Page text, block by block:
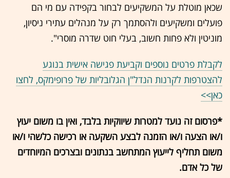
שכאן מוטלת על המשקיעים לבחור בקפידה עם מי הם
פועלים ומשקיעים ולהסתמך רק על מנהלים עתירי ניסיון,
מוניטין ולא פחות חשוב, בעלי חוט שדרה מוסרי".
לקבלת פרטים נוספים וקביעת פגישה אישית בנוגע
להצטרפות לקרנות הנדל"ן הגלובליות של פרופימקס, לחצו
כאן>>
*פרסום זה נועד למטרות שיווקיות בלבד, ואין בו משום יעוץ
ו/או הצעה ו/או הזמנה לבצע השקעה או רכישה כלשהי ו/או
משום תחליף לייעוץ המתחשב בנתונים ובצרכים המיוחדים
של כל אדם.